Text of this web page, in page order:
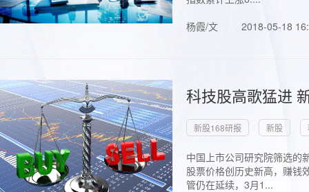
杨霞/文
2018-05-18
科技股高歌猛进
新股168研报 新股
中国上市公司研究院筛选的
股票价格创历史新高，赚钱
管仍在延续，3月1...